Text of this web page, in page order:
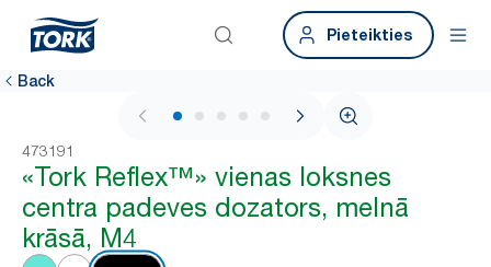
Pieteikties
Back
1 / 6
473191
«Tork Reflex™» vienas loksnes
centra padeves dozators, melnā
krāsā, M4